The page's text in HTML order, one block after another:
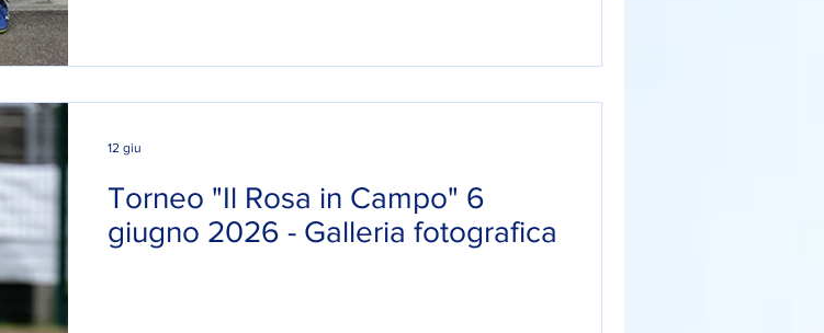
Torneo "Il Rosa in Campo" 6
giugno 2026 - Galleria fotografica
12 giu